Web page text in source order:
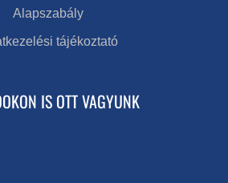
Alapszabály
tájékoztató
IS OTT VAGYUNK